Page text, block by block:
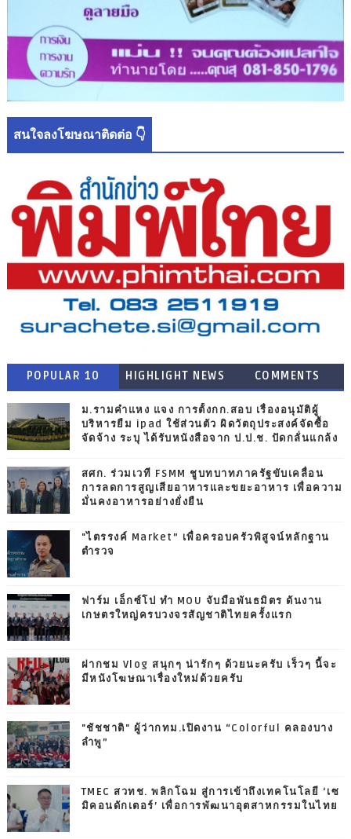
สนใจลงโฆษณาติดต่อ 👇
POPULAR 10 HIGHLIGHT NEWS COMMENTS
ม.รามคำแหง แจง การตั้งกก.สอบ เรื่องอนุมัติผู้
บริหารยืม ipad ใช้ส่วนตัว ผิดวัตถุประสงค์จัดซื้อ
จัดจ้าง ระบุ ได้รับหนังสือจาก ป.ป.ช. ปัดกลั่นแกล้ง
สศก. ร่วมเวที FSMM ชูบทบาทภาครัฐขับเคลื่อน
การลดการสูญเสียอาหารและขยะอาหาร เพื่อความ
มั่นคงอาหารอย่างยั่งยืน
"ไตรรงค์ Market” เพื่อครอบครัวพิสูจน์หลักฐาน
ตำรวจ
ฟาร์ม เอ็กซ์โป ทำ MOU จับมือพันธมิตร ดันงาน
เกษตรใหญ่ครบวงจรสัญชาติไทยครั้งแรก
ฝากชม Vlog สนุกๆ น่ารักๆ ด้วยนะครับ เร็วๆ นี้จะ
มีหนังโฆษณาเรื่องใหม่ด้วยครับ
"ชัชชาติ" ผู้ว่ากทม.เปิดงาน “Colorful คลองบาง
ลำพู”
TMEC สวทช. พลิกโฉม สู่การเข้าถึงเทคโนโลยี ‘เซ
มิคอนดักเตอร์’ เพื่อการพัฒนาอุตสาหกรรมในไทย